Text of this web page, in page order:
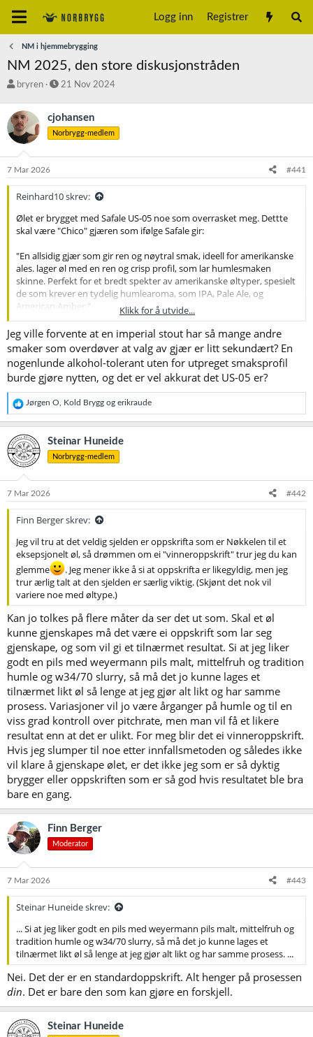
Logg inn Registrer
NM i hjemmebrygging
NM 2025, den store diskusjonstråden
T
å
d
s
a
r
t
e
bryren
S
r
t
a
o
21 Nov 2024
cjohansen
Norbrygg-medlem
7 Mar 2026 #441
Reinhard10 skrev:
Ølet er brygget med Safale US-05 noe som overrasket meg. Dettte
skal være "Chico" gjæren som ifølge Safale gir:
"En allsidig gjær som gir ren og nøytral smak, ideell for amerikanske
ales. lager øl med en ren og crisp profil, som lar humlesmaken
skinne. Perfekt for et bredt spekter av amerikanske øltyper, spesielt
de som krever en tydelig humlearoma, som IPA, Pale Ale, og
American Amber."
Altså ikke et naturlig valg for en Imperial Stout skulle jeg tro. Jeg
sjekket med Kinn og de brukte samme gjæren.
Jeg planlegger å brygge en klone av en Imperial Porter fra Puhaste
bryggeriet i Estonia som heter Magnetic Domain. Jeg smakte dette
ølet i en pub i Antwerpen i fjor og den var bare himmelsk.
Sjefsbryggeren Eero Mander gav meg oppskriften, men utela
hvilken gjær de brukte, sannsynligvis fordi de bruker en "housegjær"
som ikke er tilgjengelig.
Jeg har derfor i et lite dilemma mht hvilken gjær jeg skal bruke. Det
naturlige valget ville være en engelsk/irsk gjærtype, men når en
brygger kan oppnå "Årets Hjemmebrygger med en amerikansk
gjærtype blir jeg nyskjerrig.
Jeg mener å huske at "The Kernel" bryggeriet i London brukte US-05
så kanskje det har noe for seg å bruke denne.
Er det noen andre som har brukt denne gjæren for Imperial Porter/
Stout?
Klikk for å utvide...
Jeg ville forvente at en imperial stout har så mange andre
smaker som overdøver at valg av gjær er litt sekundært? En
nogenlunde alkohol-tolerant uten for utpreget smaksprofil
burde gjøre nytten, og det er vel akkurat det US-05 er?
R
e
a
k
s
j
o
e
Jørgen O Kold Brygg og erikraude
Steinar Huneide
Norbrygg-medlem
7 Mar 2026 #442
Finn Berger skrev:
Jeg vil tru at det veldig sjelden er oppskrifta som er Nøkkelen til et
eksepsjonelt øl, så drømmen om ei "vinneroppskrift" trur jeg du kan
glemme
. Jeg mener ikke å si at oppskrifta er likegyldig, men jeg
trur ærlig talt at den sjelden er særlig viktig. (Skjønt det nok vil
variere noe med øltype.)
Kan jo tolkes på flere måter da ser det ut som. Skal et øl
kunne gjenskapes må det være ei oppskrift som lar seg
gjenskape, og som vil gi et tilnærmet resultat. Si at jeg liker
godt en pils med weyermann pils malt, mittelfruh og tradition
humle og w34/70 slurry, så må det jo kunne lages et
tilnærmet likt øl så lenge at jeg gjør alt likt og har samme
prosess. Variasjoner vil jo være årganger på humle og til en
viss grad kontroll over pitchrate, men man vil få et likere
resultat enn at det er ulikt. For meg blir det ei vinneroppskrift.
Hvis jeg slumper til noe etter innfallsmetoden og således ikke
vil klare å gjenskape ølet, er det ikke jeg som er så dyktig
brygger eller oppskriften som er så god hvis resultatet ble bra
bare en gang.
Finn Berger
Moderator
7 Mar 2026 #443
Steinar Huneide skrev:
... Si at jeg liker godt en pils med weyermann pils malt, mittelfruh og
tradition humle og w34/70 slurry, så må det jo kunne lages et
tilnærmet likt øl så lenge at jeg gjør alt likt og har samme prosess. ...
Nei. Det der er en standardoppskrift. Alt henger på prosessen
din. Det er bare den som kan gjøre en forskjell.
Steinar Huneide